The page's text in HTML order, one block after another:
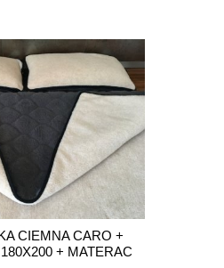
CIEMNA CARO +
+ MATERAC